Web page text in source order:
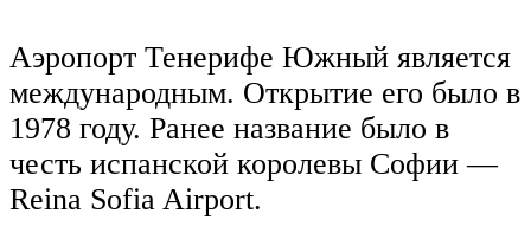
Аэропорт Тенерифе Южный является
международным. Открытие его было в
1978 году. Ранее название было в
честь испанской королевы Софии —
Reina Sofia Airport.